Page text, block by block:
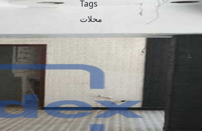
Tags
محلات